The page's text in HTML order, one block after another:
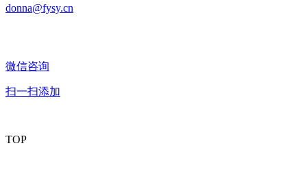
donna@fysy.cn
微信咨询
扫一扫添加
TOP